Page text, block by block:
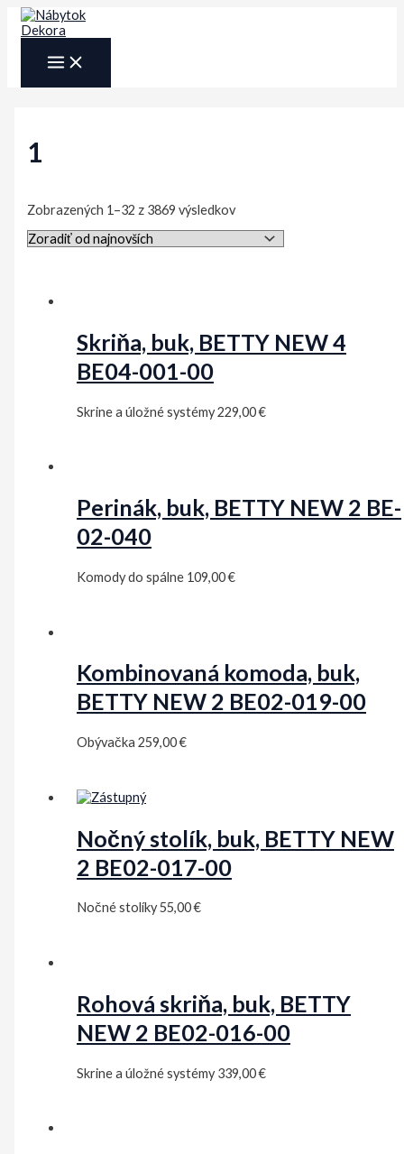
Preskočiť
MAIN
MENU
1
Zobrazených 1–32 z 3869 výsledkovSorted
latest
Skriňa, buk, BETTY NEW 4
BE04-001-00
Skrine a úložné systémy229,00€
Perinák, buk, BETTY NEW 2 BE-
02-040
Komody do spálne 109,00€
Kombinovaná komoda, buk,
BETTY NEW 2 BE02-019-00
Obývačka259,00€
Nočný stolík, buk, BETTY NEW
2 BE02-017-00
Nočné stolíky55,00€
Rohová skriňa, buk, BETTY
NEW 2 BE02-016-00
Skrine a úložné systémy339,00€